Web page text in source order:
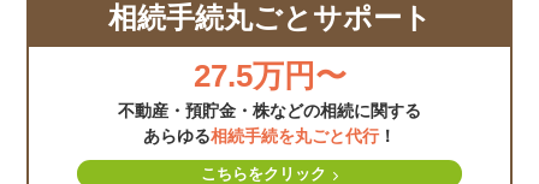
相続手続丸ごとサポート
27.5万円〜
不動産・預貯金・株などの相続に関する
あらゆる相続手続を丸ごと代行！
こちらをクリック